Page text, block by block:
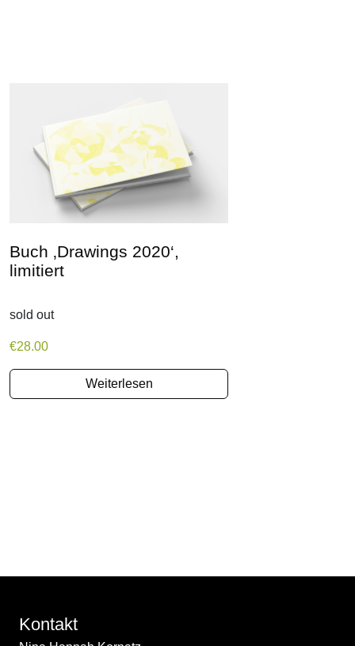
Buch ‚Drawings 2020‘,
limitiert
sold out
€28.00
Weiterlesen
Kontakt